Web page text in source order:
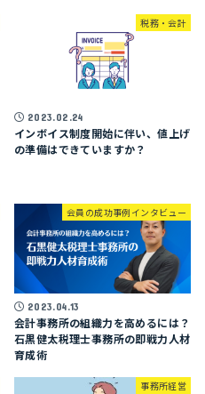
税務・会計
2023.02.24
インボイス制度開始に伴い、値上げ
の準備はできていますか？
会員の成功事例インタビュー
2023.04.13
会計事務所の組織力を高めるには？
石黒健太税理士事務所の即戦力人材
育成術
事務所経営